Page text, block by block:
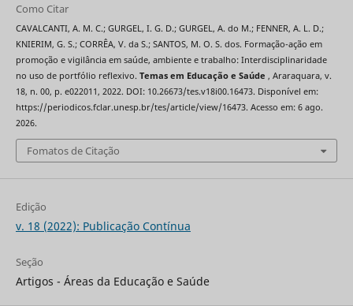
Como Citar
CAVALCANTI, A. M. C.; GURGEL, I. G. D.; GURGEL, A. do M.; FENNER, A. L. D.;
KNIERIM, G. S.; CORRÊA, V. da S.; SANTOS, M. O. S. dos. Formação-ação em
promoção e vigilância em saúde, ambiente e trabalho: Interdisciplinaridade
no uso de portfólio reflexivo. Temas em Educação e Saúde , Araraquara, v.
18, n. 00, p. e022011, 2022. DOI: 10.26673/tes.v18i00.16473. Disponível em:
https://periodicos.fclar.unesp.br/tes/article/view/16473. Acesso em: 6 ago.
2026.
Fomatos de Citação
Edição
v. 18 (2022): Publicação Contínua
Seção
Artigos - Áreas da Educação e Saúde